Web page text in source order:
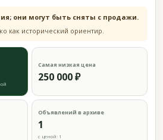
они могут быть сняты с продажи.
как исторический ориентир.
Самая низкая цена
250 000 ₽
Объявлений в архиве
1
с ценой: 1